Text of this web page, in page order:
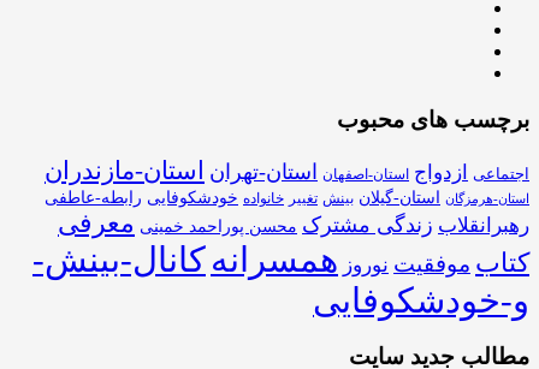
برچسب های محبوب
اجتماعی ازدواج استان-اصفهان استان-تهران استان-مازندران
استان-هرمزگان استان-گیلان بینش تغییر خانواده خودشکوفایی رابطه-عاطفی
رهبرانقلاب زندگی مشترک محسن پوراحمد خمینی معرفی
کتاب موفقیت نوروز همسرانهکانال-بینش-
و-خودشکوفایی
مطالب جدید سایت